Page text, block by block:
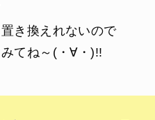
き換えれないので
てね～(・∀・)!!